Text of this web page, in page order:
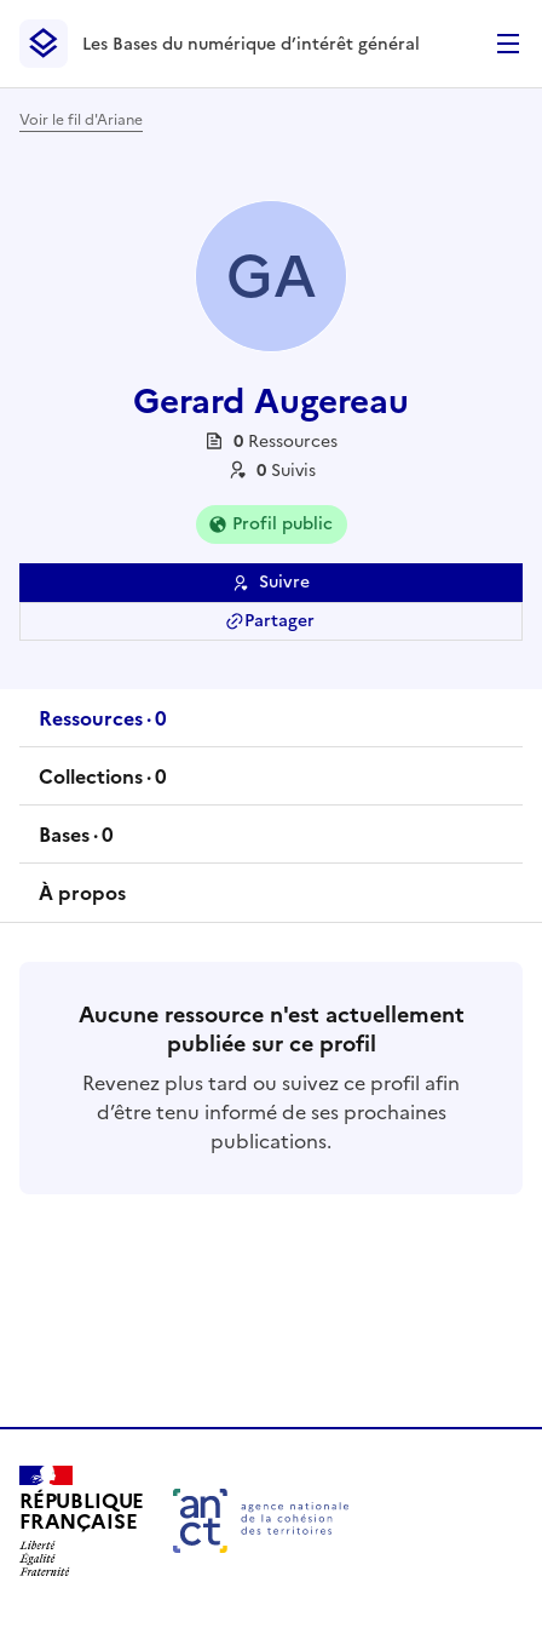
Les Bases du numérique d’intérêt général- Retour à la
Les Bases du numérique d’intérêt général
Voir le fil d'Ariane
GA
Gerard Augereau
0 Ressources
0 Suivis
Profil public
Suivre
Partager
Ressources·0
ressources
Collections·0
collections
Bases·0
bases
À propos
Aucune ressource n'est actuellement
publiée sur ce profil
Revenez plus tard ou suivez ce profil afin
d’être tenu informé de ses prochaines
publications.
RÉPUBLIQUE
FRANÇAISE